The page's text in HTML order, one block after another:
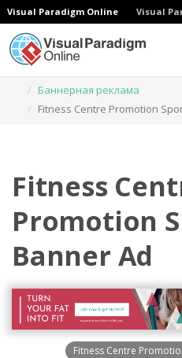
Visual Paradigm Online Visual
Баннерная реклама
Fitness Centre Promotion
Fitness
Promotion
Banner Ad
Fitness Centre